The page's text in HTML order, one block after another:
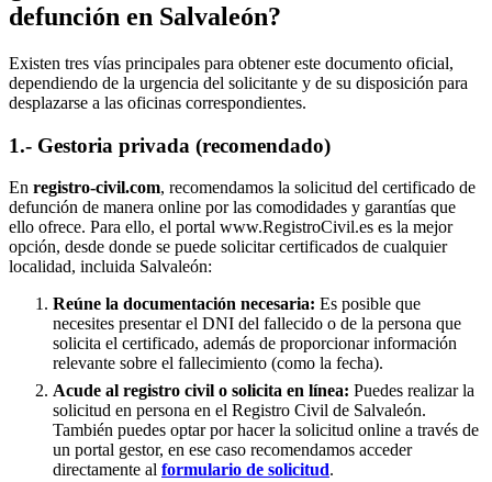
defunción en Salvaleón?
Existen tres vías principales para obtener este documento oficial,
dependiendo de la urgencia del solicitante y de su disposición para
desplazarse a las oficinas correspondientes.
1.- Gestoria privada (recomendado)
En registro-civil.com, recomendamos la solicitud del certificado de
defunción de manera online por las comodidades y garantías que
ello ofrece. Para ello, el portal www.RegistroCivil.es es la mejor
opción, desde donde se puede solicitar certificados de cualquier
localidad, incluida Salvaleón:
Reúne la documentación necesaria: Es posible que
necesites presentar el DNI del fallecido o de la persona que
solicita el certificado, además de proporcionar información
relevante sobre el fallecimiento (como la fecha).
Acude al registro civil o solicita en línea: Puedes realizar la
solicitud en persona en el Registro Civil de Salvaleón.
También puedes optar por hacer la solicitud online a través de
un portal gestor, en ese caso recomendamos acceder
directamente al formulario de solicitud.